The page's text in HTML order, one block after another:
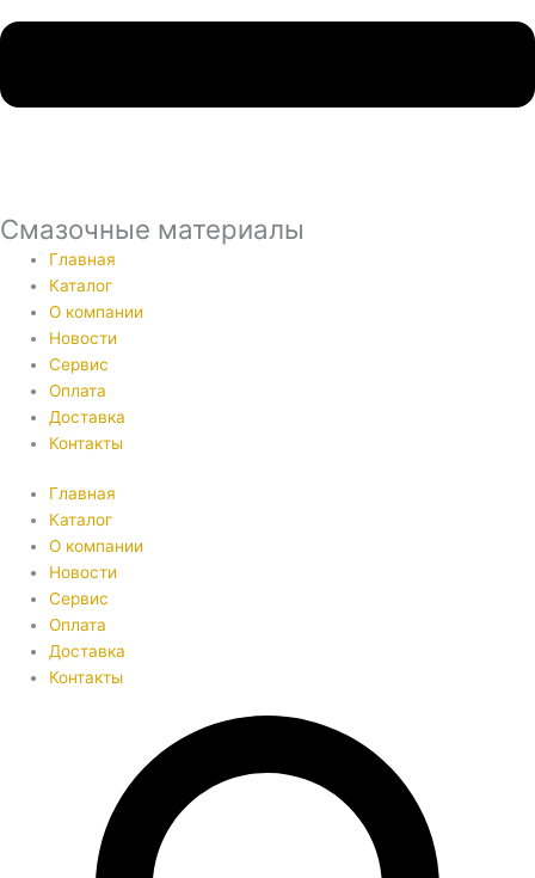
Смазочные материалы
Главная
Каталог
О компании
Новости
Сервис
Оплата
Доставка
Контакты
Главная
Каталог
О компании
Новости
Сервис
Оплата
Доставка
Контакты